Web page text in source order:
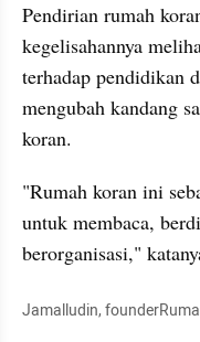
Pendirian rumah
kegelisahannya
terhadap pendidikan
mengubah kandang
koran.
"Rumah koran ini
untuk membaca,
berorganisasi,"
Jamalludin,